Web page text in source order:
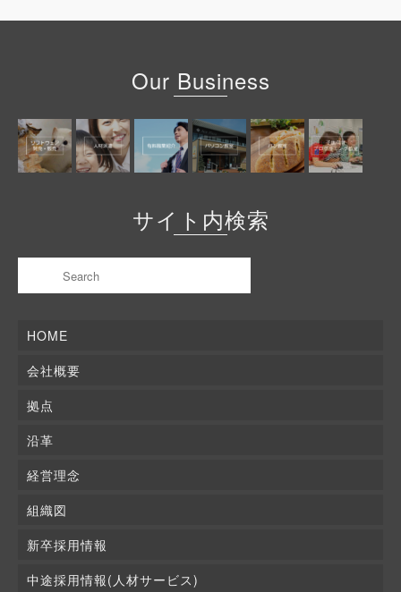
Our Business
サイト内検索
HOME
会社概要
拠点
沿革
経営理念
組織図
新卒採用情報
中途採用情報(人材サービス)